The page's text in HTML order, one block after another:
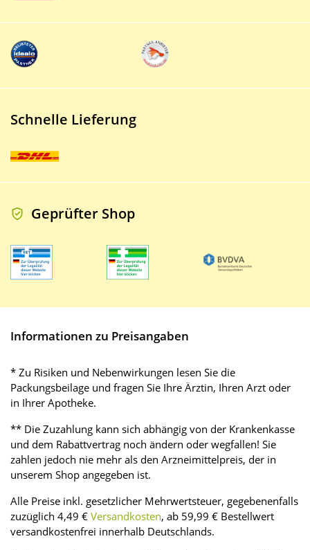
Schnelle Lieferung
Geprüfter Shop
Informationen zu Preisangaben
* Zu Risiken und Nebenwirkungen lesen Sie die
Packungsbeilage und fragen Sie Ihre Ärztin, Ihren Arzt oder
in Ihrer Apotheke.
** Die Zuzahlung kann sich abhängig von der Krankenkasse
und dem Rabattvertrag noch ändern oder wegfallen! Sie
zahlen jedoch nie mehr als den Arzneimittelpreis, der in
unserem Shop angegeben ist.
Alle Preise inkl. gesetzlicher Mehrwertsteuer, gegebenenfalls
zuzüglich 4,49 € Versandkosten, ab 59,99 € Bestellwert
versandkostenfrei innerhalb Deutschlands.